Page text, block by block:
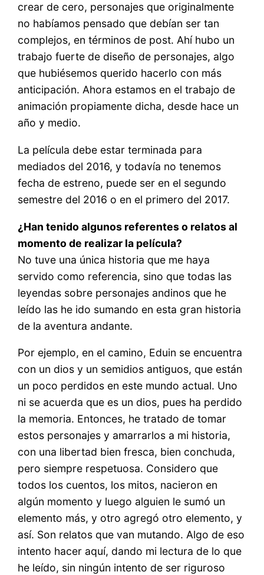
crear de cero, personajes que originalmente
no habíamos pensado que debían ser tan
complejos, en términos de post. Ahí hubo un
trabajo fuerte de diseño de personajes, algo
que hubiésemos querido hacerlo con más
anticipación. Ahora estamos en el trabajo de
animación propiamente dicha, desde hace un
año y medio.
La película debe estar terminada para
mediados del 2016, y todavía no tenemos
fecha de estreno, puede ser en el segundo
semestre del 2016 o en el primero del 2017.
¿Han tenido algunos referentes o relatos al
momento de realizar la película?
No tuve una única historia que me haya
servido como referencia, sino que todas las
leyendas sobre personajes andinos que he
leído las he ido sumando en esta gran historia
de la aventura andante.
Por ejemplo, en el camino, Eduin se encuentra
con un dios y un semidios antiguos, que están
un poco perdidos en este mundo actual. Uno
ni se acuerda que es un dios, pues ha perdido
la memoria. Entonces, he tratado de tomar
estos personajes y amarrarlos a mi historia,
con una libertad bien fresca, bien conchuda,
pero siempre respetuosa. Considero que
todos los cuentos, los mitos, nacieron en
algún momento y luego alguien le sumó un
elemento más, y otro agregó otro elemento, y
así. Son relatos que van mutando. Algo de eso
intento hacer aquí, dando mi lectura de lo que
he leído, sin ningún intento de ser riguroso